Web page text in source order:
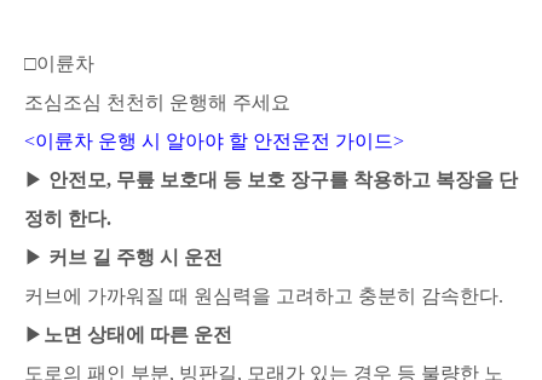
□이륜차
조심조심 천천히 운행해 주세요
<이륜차 운행 시 알아야 할 안전운전 가이드>
▶ 안전모, 무릎 보호대 등 보호 장구를 착용하고 복장을 단
정히 한다.
▶ 커브 길 주행 시 운전
커브에 가까워질 때 원심력을 고려하고 충분히 감속한다.
▶ 노면 상태에 따른 운전
도로의 패인 부분, 빙판길, 모래가 있는 경우 등 불량한 노